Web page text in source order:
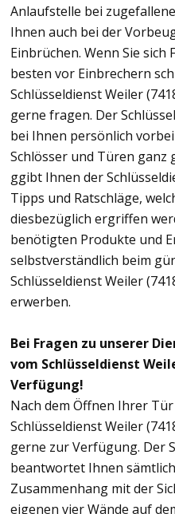
Anlaufstelle bei
Ihnen auch bei der
Einbrüchen. Wenn Sie sich
besten vor Einbrechern
Schlüsseldienst Weiler
gerne fragen. Der
bei Ihnen persönlich
Schlösser und Türen ganz
ggibt Ihnen der
Tipps und Ratschläge,
diesbezüglich ergriffen
benötigten Produkte und
selbstverständlich beim
Schlüsseldienst Weiler
erwerben.
Bei Fragen zu unserer
vom Schlüsseldienst
Verfügung!
Nach dem Öffnen Ihrer
Schlüsseldienst Weiler
gerne zur Verfügung. Der
beantwortet Ihnen
Zusammenhang mit der
eigenen vier Wände auf